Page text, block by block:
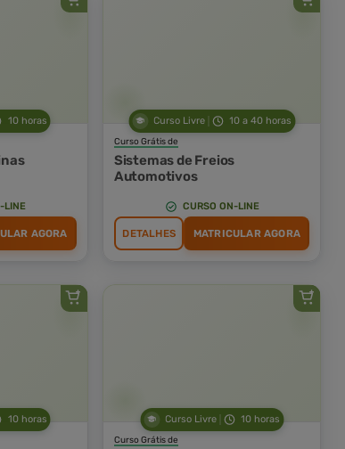
10 horas
LINE
AGORA
Curso Livre 10 a 40 horas
Curso Grátis de
Sistemas de Freios
Automotivos
CURSO ON-LINE
DETALHES MATRICULAR AGORA
10 horas Curso Livre 10 horas
Curso Grátis de